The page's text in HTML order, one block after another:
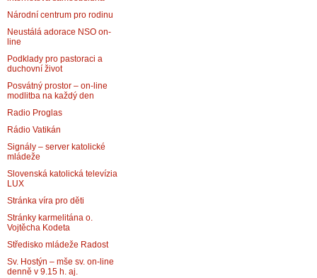
Národní centrum pro rodinu
Neustálá adorace NSO on-
line
Podklady pro pastoraci a
duchovní život
Posvátný prostor – on-line
modlitba na každý den
Radio Proglas
Rádio Vatikán
Signály – server katolické
mládeže
Slovenská katolická televízia
LUX
Stránka víra pro děti
Stránky karmelitána o.
Vojtěcha Kodeta
Středisko mládeže Radost
Sv. Hostýn – mše sv. on-line
denně v 9.15 h. aj.